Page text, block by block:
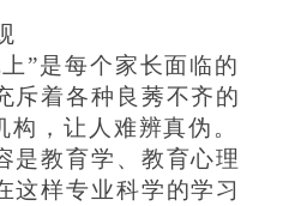
”是每个家长面临的
斥着各种良莠不齐的
，让人难辨真伪。
是教育学、教育心理
这样专业科学的学习